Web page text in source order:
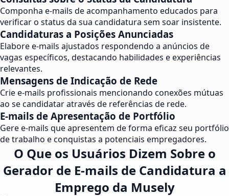
Componha e-mails de acompanhamento educados para
verificar o status da sua candidatura sem soar insistente.
Candidaturas a Posições Anunciadas
Elabore e-mails ajustados respondendo a anúncios de
vagas específicos, destacando habilidades e experiências
relevantes.
Mensagens de Indicação de Rede
Crie e-mails profissionais mencionando conexões mútuas
ao se candidatar através de referências de rede.
E-mails de Apresentação de Portfólio
Gere e-mails que apresentem de forma eficaz seu portfólio
de trabalho e conquistas a potenciais empregadores.
O Que os Usuários Dizem Sobre o
Gerador de E-mails de Candidatura a
Emprego da Musely